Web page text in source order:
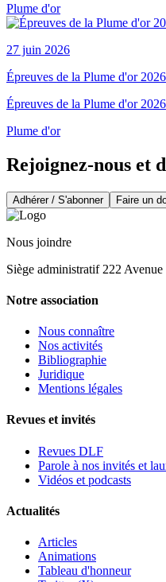
Plume d'or
27 juin 2026
Épreuves de la Plume d'or 2026
Épreuves de la Plume d'or 2026
Plume d'or
Rejoignez-nous et
Adhérer / S'abonner Faire un
Nous joindre
Siège administratif 222
Notre association
Nous connaître
Nos activités
Bibliographie
Juridique
Mentions légales
Revues et invités
Revues DLF
Parole à nos invités et
Vidéos et podcasts
Actualités
Articles
Animations
Tableau d'honneur